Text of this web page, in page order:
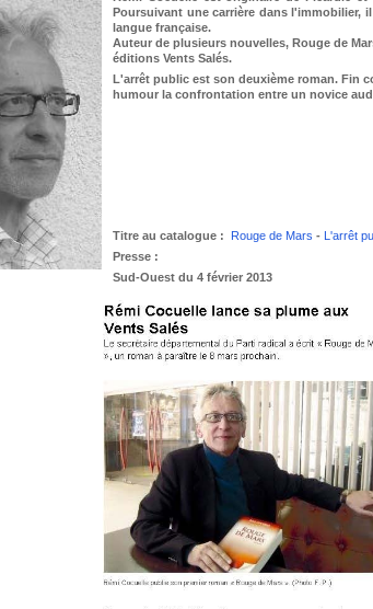
Poursuivant une carrière dans l'immobilier,
langue française.
Auteur de plusieurs nouvelles, Rouge de
éditions Vents Salés.
L'arrêt public est son deuxième roman. Fin
humour la confrontation entre un novice
Titre au catalogue : Rouge de Mars - L'arrêt
Presse :
Sud-Ouest du 4 février 2013